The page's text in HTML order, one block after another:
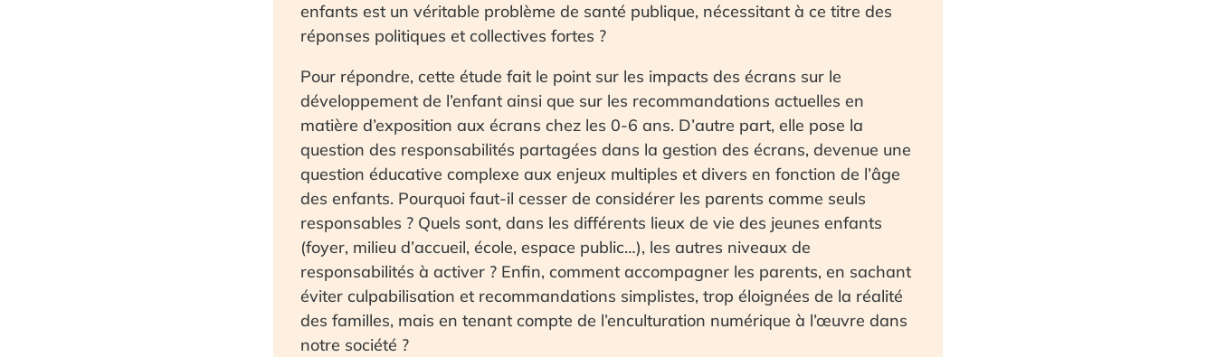
enfants est un véritable problème de santé publique, nécessitant à ce titre des
réponses politiques et collectives fortes ?
Pour répondre, cette étude fait le point sur les impacts des écrans sur le
développement de l’enfant ainsi que sur les recommandations actuelles en
matière d’exposition aux écrans chez les 0-6 ans. D’autre part, elle pose la
question des responsabilités partagées dans la gestion des écrans, devenue une
question éducative complexe aux enjeux multiples et divers en fonction de l’âge
des enfants. Pourquoi faut-il cesser de considérer les parents comme seuls
responsables ? Quels sont, dans les différents lieux de vie des jeunes enfants
(foyer, milieu d’accueil, école, espace public…), les autres niveaux de
responsabilités à activer ? Enfin, comment accompagner les parents, en sachant
éviter culpabilisation et recommandations simplistes, trop éloignées de la réalité
des familles, mais en tenant compte de l’enculturation numérique à l’œuvre dans
notre société ?